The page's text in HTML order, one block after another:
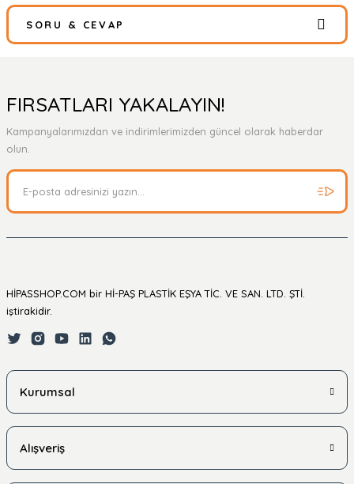
Bu ürüne ilk yorumu siz yapın!
Yorum Yaz
SORU & CEVAP
Ürün hakkında henüz soru sorulmamış.
FIRSATLARI YAKALAYIN!
Kampanyalarımızdan ve indirimlerimizden güncel olarak haberdar
olun.
HİPASSHOP.COM bir Hİ-PAŞ PLASTİK EŞYA TİC. VE SAN. LTD. ŞTİ.
iştirakidir.
Kurumsal
Alışveriş